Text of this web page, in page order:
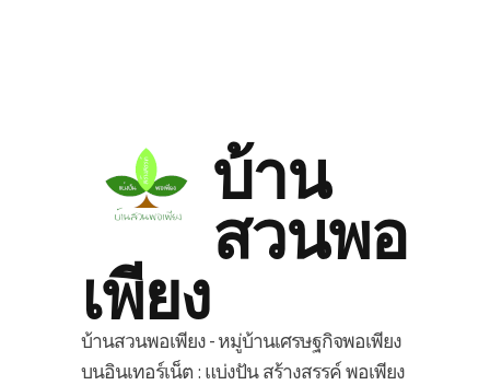
บ้าน
สวนพอ
เพียง
บ้านสวนพอเพียง - หมู่บ้านเศรษฐกิจพอเพียง
บนอินเทอร์เน็ต : แบ่งปัน สร้างสรรค์ พอเพียง